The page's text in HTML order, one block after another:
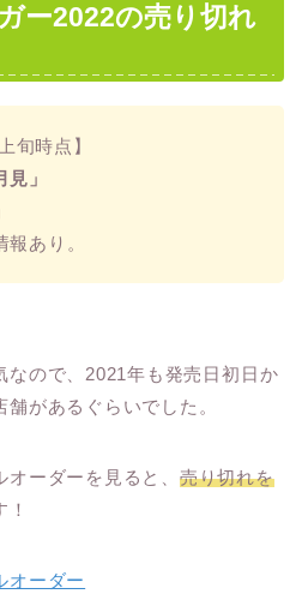
ー2022の売り切れ
旬時点】
」
あり。
なので、2021年も発売日初日か
があるぐらいでした。
ーダーを見ると、 売り切れを
オーダー